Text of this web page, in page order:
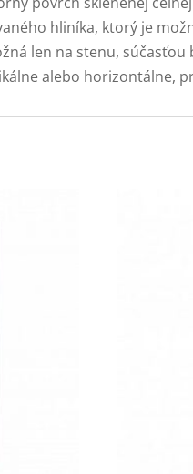
hliníka, ktorý je
len na stenu,
alebo horizontálne,